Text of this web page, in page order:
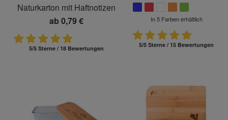
Naturkarton mit Haftnotizen
ab 0,79 €
5/5 Sterne / 18 Bewertungen
In 5 Farben erhältlich
5/5 Sterne / 15 Bewertungen